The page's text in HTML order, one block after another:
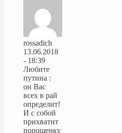
rossadich
13.06.2018
- 18:39
Любите
путина :
он Вас
всех в рай
определит!
И с собой
прихватит
порошенку